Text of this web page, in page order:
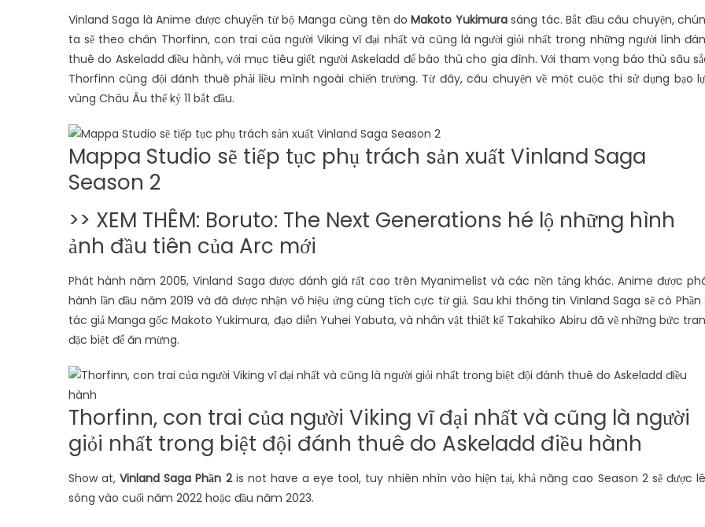
Vinland Saga là Anime được chuyển từ bộ Manga cùng tên doMakoto Yukimurasáng tác. Bắt đầu câu chuyện,
ta sẽ theo chân Thorfinn, con trai của người Viking vĩ đại nhất và cũng là người giỏi nhất trong những người lính
thuê do Askeladd điều hành, với mục tiêu giết người Askeladd để báo thù cho gia đình. Với tham vọng báo thù sâu
Thorfinn cùng đội đánh thuê phải liều mình ngoài chiến trường. Từ đây, câu chuyện về một cuộc thi sử dụng bạo
vùng Châu Âu thế kỷ 11 bắt đầu.
Mappa Studio sẽ tiếp tục phụ trách sản xuất Vinland Saga
Season 2
>> XEM THÊM: Boruto: The Next Generations hé lộ những hình
ảnh đầu tiên của Arc mới
Phát hành năm 2005, Vinland Saga được đánh giá rất cao trên Myanimelist và các nền tảng khác. Anime được
hành lần đầu năm 2019 và đã được nhận vô hiệu ứng cùng tích cực từ giả. Sau khi thông tin Vinland Saga sẽ có Phần
tác giả Manga gốc Makoto Yukimura, đạo diễn Yuhei Yabuta, và nhân vật thiết kế Takahiko Abiru đã vẽ những bức
đặc biệt để ăn mừng.
Thorfinn, con trai của người Viking vĩ đại nhất và cũng là người
giỏi nhất trong biệt đội đánh thuê do Askeladd điều hành
Show at,Vinland Saga Phần 2is not have a eye tool, tuy nhiên nhìn vào hiện tại, khả năng cao Season 2 sẽ được
sóng vào cuối năm 2022 hoặc đầu năm 2023.